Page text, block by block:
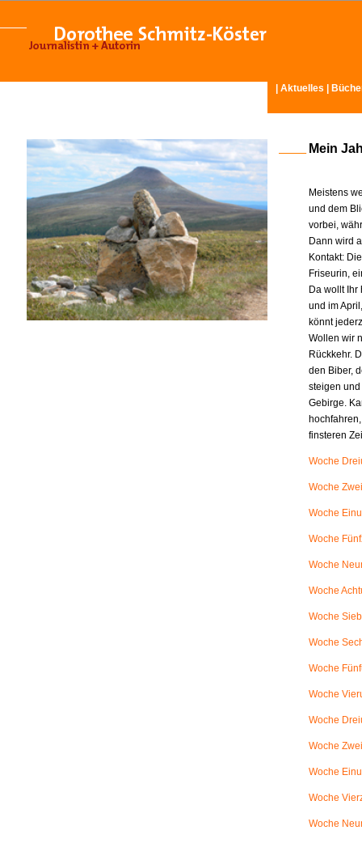
Aktuelles
Mein
Meistens
und dem
vorbei,
Dann wird
Kontakt:
Friseurin,
Da wollt
und im
könnt
Wollen wir
Rückkehr.
den Biber,
steigen
Gebirge.
finsteren
Woche
Woche
Woche
Woche
Woche
Woche
Woche
Woche
Woche
Woche
Woche
Woche
Woche
Woche
Woche